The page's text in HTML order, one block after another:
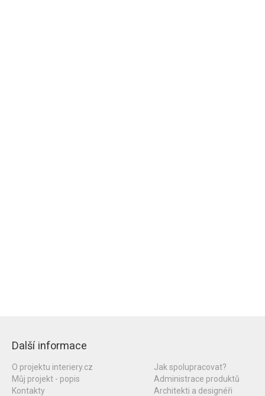
Další informace
O projektu interiery.cz
Můj projekt - popis
Kontakty
Jak spolupracovat?
Administrace produktů
Architekti a designéři